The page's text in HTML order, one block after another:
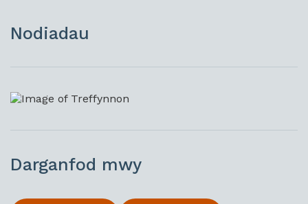
Nodiadau
Darganfod mwy